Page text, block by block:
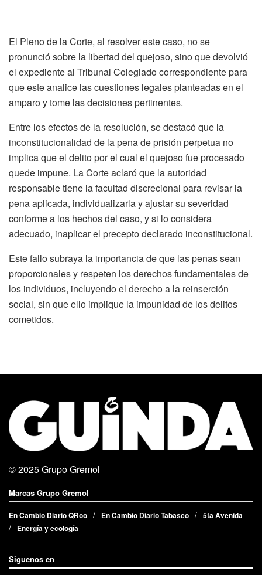
El Pleno de la Corte, al resolver este caso, no se
pronunció sobre la libertad del quejoso, sino que devolvió
el expediente al Tribunal Colegiado correspondiente para
que este analice las cuestiones legales planteadas en el
amparo y tome las decisiones pertinentes.
Entre los efectos de la resolución, se destacó que la
inconstitucionalidad de la pena de prisión perpetua no
implica que el delito por el cual el quejoso fue procesado
quede impune. La Corte aclaró que la autoridad
responsable tiene la facultad discrecional para revisar la
pena aplicada, individualizarla y ajustar su severidad
conforme a los hechos del caso, y si lo considera
adecuado, inaplicar el precepto declarado inconstitucional.
Este fallo subraya la importancia de que las penas sean
proporcionales y respeten los derechos fundamentales de
los individuos, incluyendo el derecho a la reinserción
social, sin que ello implique la impunidad de los delitos
cometidos.
© 2025Grupo Gremol
Marcas Grupo Gremol
En Cambio Diario QRoo En Cambio Diario Tabasco
5ta Avenida
Energía y ecología
Siguenos en